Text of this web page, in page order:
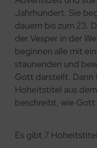
Jahrhundert. Sie
dauern bis zum 23.
der Vesper in der
beginnen alle mit
staunenden und
Gott darstellt. Dann
Hoheitstitel aus
beschreibt, wie
Es gibt 7